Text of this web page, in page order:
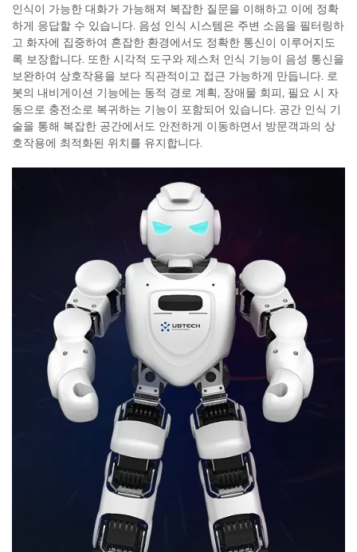
인식이 가능한 대화가 가능해져 복잡한 질문을 이해하고 이에 정확
하게 응답할 수 있습니다. 음성 인식 시스템은 주변 소음을 필터링하
고 화자에 집중하여 혼잡한 환경에서도 정확한 통신이 이루어지도
록 보장합니다. 또한 시각적 도구와 제스처 인식 기능이 음성 통신을
보완하여 상호작용을 보다 직관적이고 접근 가능하게 만듭니다. 로
봇의 내비게이션 기능에는 동적 경로 계획, 장애물 회피, 필요 시 자
동으로 충전소로 복귀하는 기능이 포함되어 있습니다. 공간 인식 기
술을 통해 복잡한 공간에서도 안전하게 이동하면서 방문객과의 상
호작용에 최적화된 위치를 유지합니다.